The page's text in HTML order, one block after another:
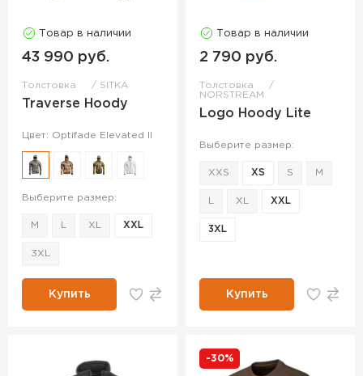
Товар в наличии
43 990 руб.
Толстовка SITKA
Traverse Hoody
Цвет: Optifade Elevated II
Выберите размер:
M XL XXL
3XL
Купить
Товар в наличии
2 790 руб.
Толстовка
NORSTREAM
Logo Hoody Lite
Выберите размер:
XXS XS S M
XL XXL
3XL
Купить
-30%